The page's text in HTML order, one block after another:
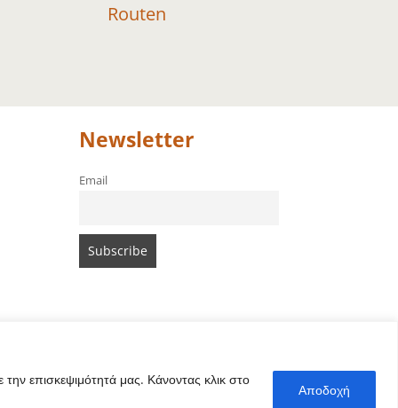
επισκεψιμότητά μας. Κάνοντας κλικ στο
Αποδοχή
Routen
Newsletter
Email